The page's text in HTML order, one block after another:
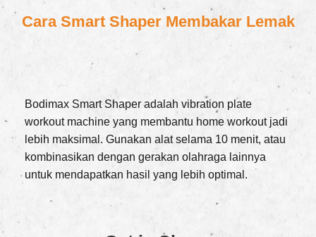
Cara Smart Shaper Membakar Lemak
Bodimax Smart Shaper adalah vibration plate
workout machine yang membantu home workout jadi
lebih maksimal. Gunakan alat selama 10 menit, atau
kombinasikan dengan gerakan olahraga lainnya
untuk mendapatkan hasil yang lebih optimal.